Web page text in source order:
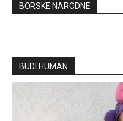
BORSKE NARODNE
BUDI HUMAN